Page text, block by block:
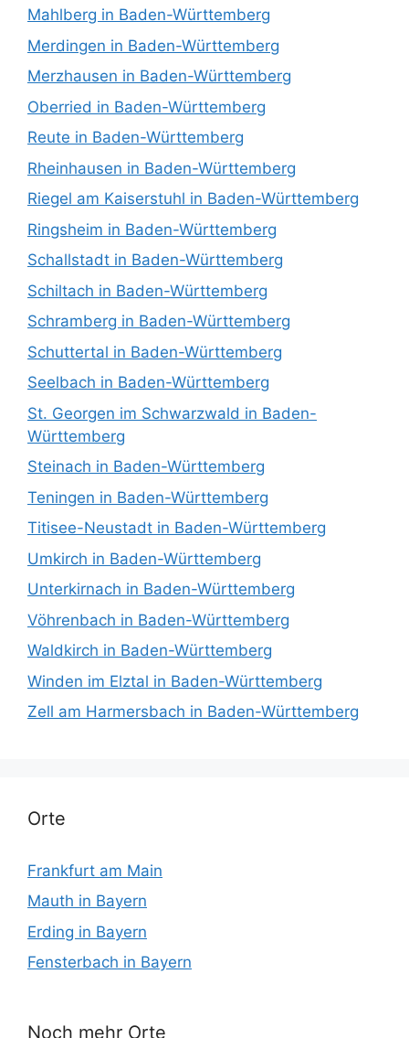
Mahlberg in Baden-Württemberg
Merdingen in Baden-Württemberg
Merzhausen in Baden-Württemberg
Oberried in Baden-Württemberg
Reute in Baden-Württemberg
Rheinhausen in Baden-Württemberg
Riegel am Kaiserstuhl in Baden-Württemberg
Ringsheim in Baden-Württemberg
Schallstadt in Baden-Württemberg
Schiltach in Baden-Württemberg
Schramberg in Baden-Württemberg
Schuttertal in Baden-Württemberg
Seelbach in Baden-Württemberg
St. Georgen im Schwarzwald in Baden-
Württemberg
Steinach in Baden-Württemberg
Teningen in Baden-Württemberg
Titisee-Neustadt in Baden-Württemberg
Umkirch in Baden-Württemberg
Unterkirnach in Baden-Württemberg
Vöhrenbach in Baden-Württemberg
Waldkirch in Baden-Württemberg
Winden im Elztal in Baden-Württemberg
Zell am Harmersbach in Baden-Württemberg
Orte
Frankfurt am Main
Mauth in Bayern
Erding in Bayern
Fensterbach in Bayern
Noch mehr Orte